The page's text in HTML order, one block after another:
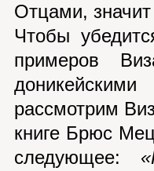
Отцами,
Чтобы
примеров
рассмотрим
книге Брюс
следующее: